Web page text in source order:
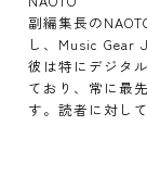
副編集長の
し、Music Gear
彼は特にデジタ
ており、常に最
す。読者に対し